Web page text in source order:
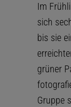
Im
sich
bis sie
grüner
Gruppe